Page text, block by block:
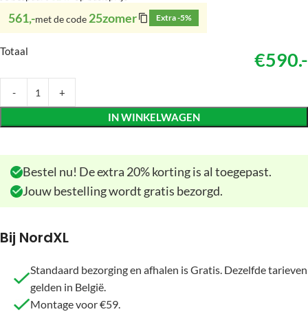
561,-met de code 25zomer Extra -5%
Totaal €590.-
IN WINKELWAGEN
Bestel nu! De extra 20% korting is al toegepast.
Jouw bestelling wordt gratis bezorgd.
Bij NordXL
Standaard bezorging en afhalen is Gratis. Dezelfde tarieven
gelden in België.
Montage voor €59.